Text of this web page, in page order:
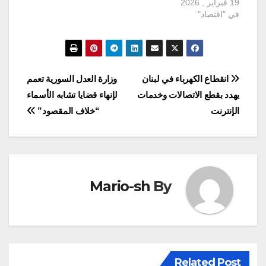
19 فبراير , 2026
في "اقتصاد"
تصفّح
المقالات
وزارة العدل السورية تعمم
لإنهاء قضايا تشابه الأسماء
“خلاف المقصود”
انقطاع الكهرباء في لبنان
يهدد بقطع الاتصالات وخدمات
الإنترنت
By
Mario-sh
Related Post